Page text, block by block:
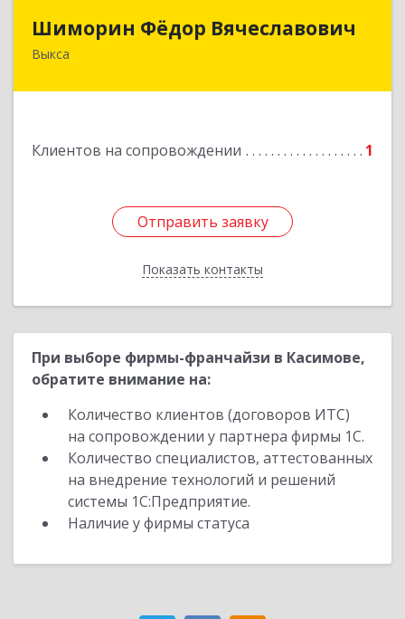
Шиморин Фёдор Вячеславович
Выкса
Клиентов на сопровождении 1
Отправить заявку
Показать контакты
Шиморин Фёдор Вячеславович
Отправить заявку
Назад
При выборе фирмы-франчайзи в Касимове,
обратите внимание на:
Количество клиентов (договоров ИТС)
на сопровождении у партнера фирмы 1С.
Количество специалистов, аттестованных
на внедрение технологий и решений
системы 1С:Предприятие.
Наличие у фирмы статуса